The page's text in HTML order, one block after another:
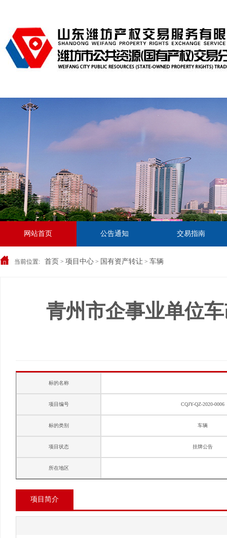
网站首页 公告通知 交易指南
当前位置: 首页 >项目中心 > 国有资产转让 >车辆
青州市企事业单位
标的名称
项目编号 CQJY-QZ-2020-0006
标的类别 车辆
项目状态 挂牌公告
所在地区
项目简介